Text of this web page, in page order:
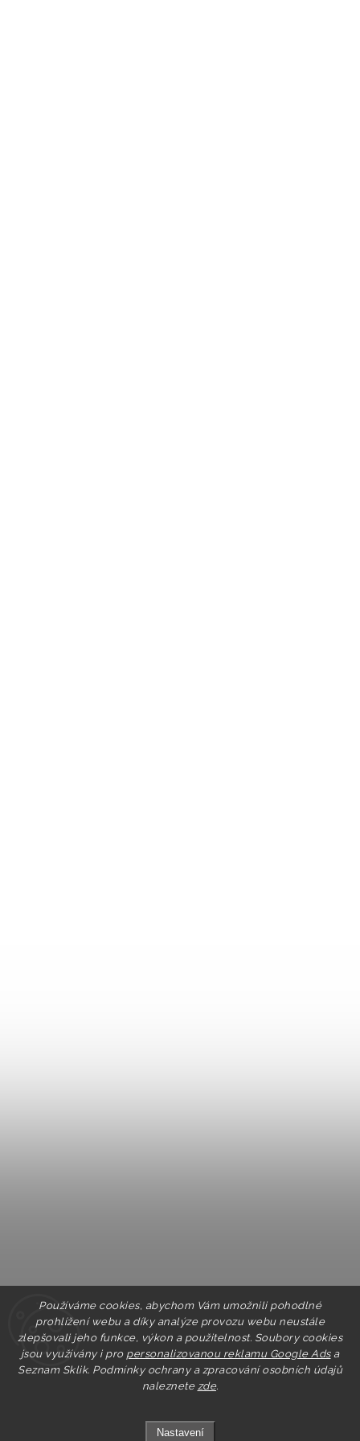
Používáme cookies, abychom Vám umožnili pohodlné
prohlížení webu a díky analýze provozu webu neustále
zlepšovali jeho funkce, výkon a použitelnost. Soubory cookies
jsou využívány i pro personalizovanou reklamu Google Adsa
Seznam Sklik. Podmínky ochrany a zpracování osobních údajů
naleznete zde.
Nastavení